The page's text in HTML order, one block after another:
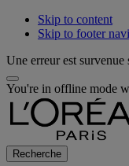
Skip to content
Skip to footer
Une erreur est survenue
You're in offline mode
Recherche